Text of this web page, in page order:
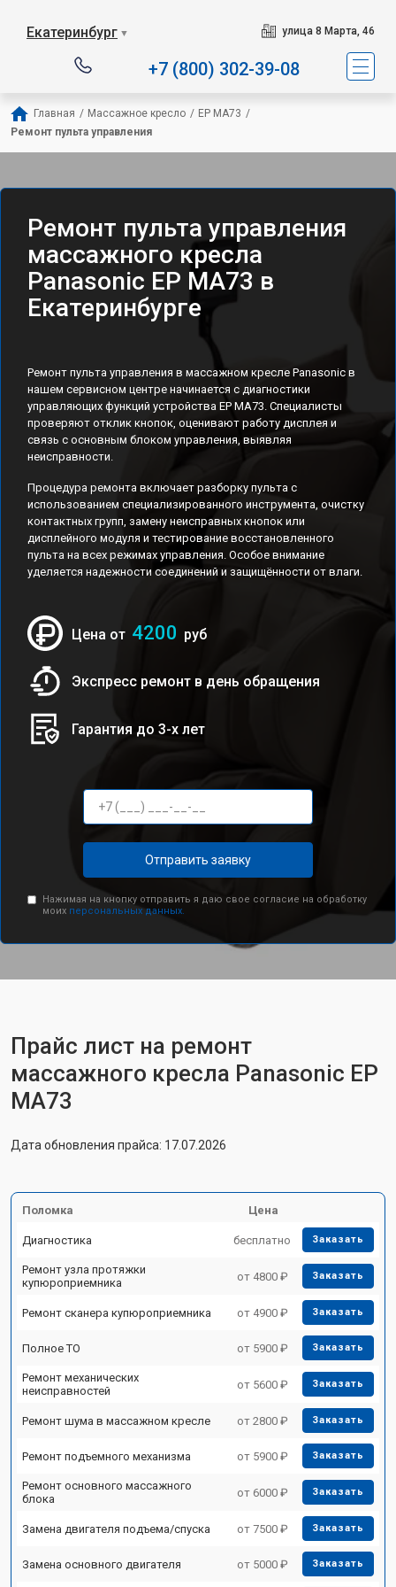
Екатеринбург ▼ улица 8 Марта, 46
+7 (800) 302-39-08
Главная / Массажное кресло / EP MA73 /
Ремонт пульта управления
Ремонт пульта управления
массажного кресла
Panasonic EP MA73 в
Екатеринбурге
Ремонт пульта управления в массажном кресле Panasonic в
нашем сервисном центре начинается с диагностики
управляющих функций устройства EP MA73. Специалисты
проверяют отклик кнопок, оценивают работу дисплея и
связь с основным блоком управления, выявляя
неисправности.
Процедура ремонта включает разборку пульта с
использованием специализированного инструмента, очистку
контактных групп, замену неисправных кнопок или
дисплейного модуля и тестирование восстановленного
пульта на всех режимах управления. Особое внимание
уделяется надежности соединений и защищённости от влаги.
Цена от 4200 руб
Экспресс ремонт в день обращения
Гарантия до 3-х лет
Отправить заявку
Нажимая на кнопку отправить я даю свое согласие на обработку
моих персональных данных.
Прайс лист на ремонт
массажного кресла Panasonic EP
MA73
Дата обновления прайса: 17.07.2026
Поломка Цена
Диагностика бесплатно Заказать
Ремонт узла протяжки
купюроприемника
от 4800 ₽ Заказать
Ремонт сканера купюроприемника от 4900 ₽ Заказать
Полное ТО от 5900 ₽ Заказать
Ремонт механических
неисправностей
от 5600 ₽ Заказать
Ремонт шума в массажном кресле от 2800 ₽ Заказать
Ремонт подъемного механизма от 5900 ₽ Заказать
Ремонт основного массажного
блока
от 6000 ₽ Заказать
Замена двигателя подъема/спуска от 7500 ₽ Заказать
Замена основного двигателя от 5000 ₽ Заказать